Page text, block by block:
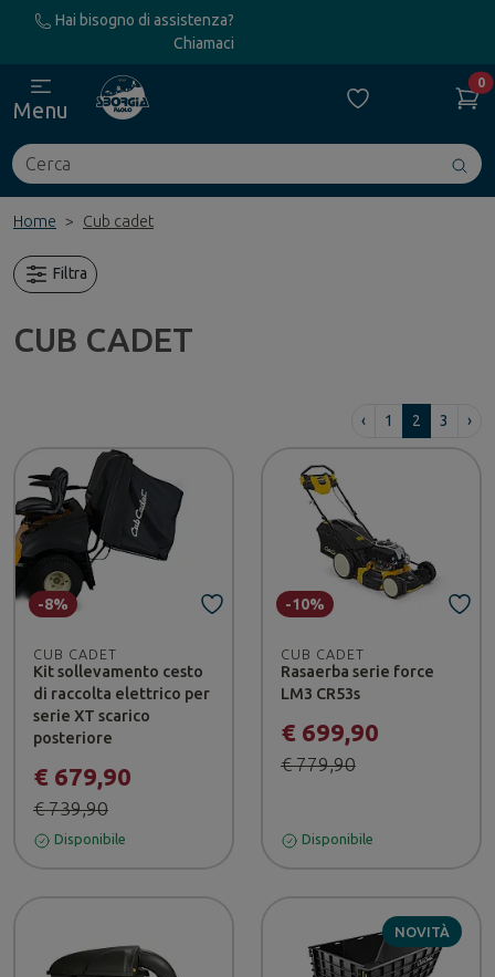
Hai bisogno di assistenza?
Chiamaci
Cerca
0
Menu
Home Cub cadet
Filtra
CUB CADET
‹ 1 2 3 ›
CUB CADET
Kit sollevamento cesto
di raccolta elettrico per
serie XT scarico
posteriore
€ 679,90
€ 739,90
-8%
Disponibile
CUB CADET
Rasaerba serie force
LM3 CR53s
€ 699,90
€ 779,90
-10%
Disponibile
NOVITÀ